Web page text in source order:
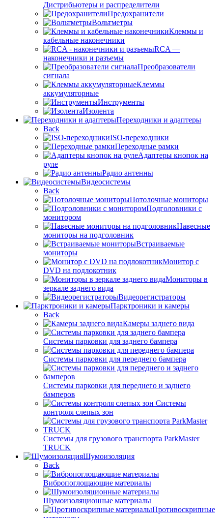
Дистрибьютеры и распределители
Предохранители
Вольтметры
Клеммы и
кабельные наконечники
RCA —
наконечники и разъемы
Преобразователи
сигнала
Клеммы
аккумуляторные
Инструменты
Изолента
Переходники и адаптеры
Back
ISO-переходники
Переходные рамки
Адаптеры кнопок на
руле
Радио антенны
Видеосистемы
Back
Потолочные мониторы
Подголовники с
монитором
Навесные
мониторы на подголовник
Встраиваемые
мониторы
Монитор с
DVD на подлокотник
Мониторы в
зеркале заднего вида
Видеорегистраторы
Парктроники и камеры
Back
Камеры заднего вида
Системы парковки для заднего бампера
Системы парковки для переднего бампера
Системы парковки для переднего и заднего
бамперов
Системы
контроля слепых зон
Системы для грузового транспорта ParkMaster
TRUCK
Шумоизоляция
Back
Вибропоглощающие материалы
Шумоизоляционные материалы
Противоскрипные